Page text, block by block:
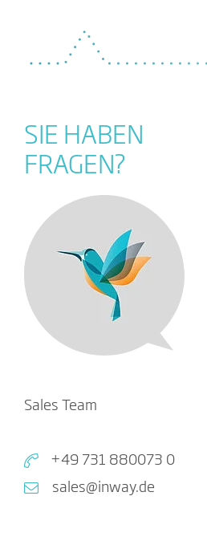
SIE HABEN
FRAGEN?
Sales Team
+49 731 880073 0
sales@inway.de